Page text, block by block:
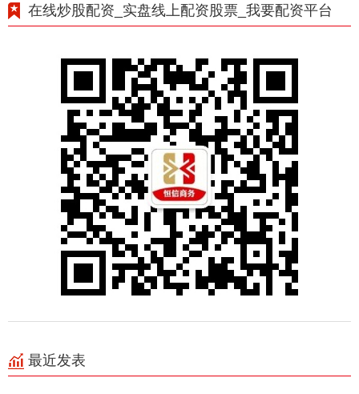
在线炒股配资_实盘线上配资股票_我要配资平台
最近发表